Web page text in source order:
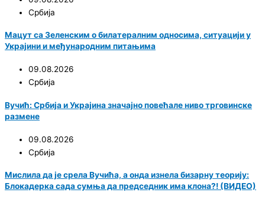
Србија
Мацут са Зеленским о билатералним односима, ситуацији у
Украјини и међународним питањима
09.08.2026
Србија
Вучић: Србија и Украјина значајно повећале ниво трговинске
размене
09.08.2026
Србија
Мислила да је срела Вучића, а онда изнела бизарну теорију:
Блокадерка сада сумња да председник има клона?! (ВИДЕО)